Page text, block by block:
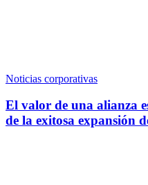
Noticias corporativas
El valor de una alianza
de la exitosa expansión